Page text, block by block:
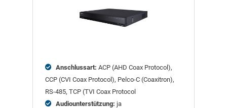
Anschlussart: ACP (AHD Coax Protocol),
CCP (CVI Coax Protocol), Pelco-C (Coaxitron),
RS-485, TCP (TVI Coax Protocol
Audiounterstützung: ja